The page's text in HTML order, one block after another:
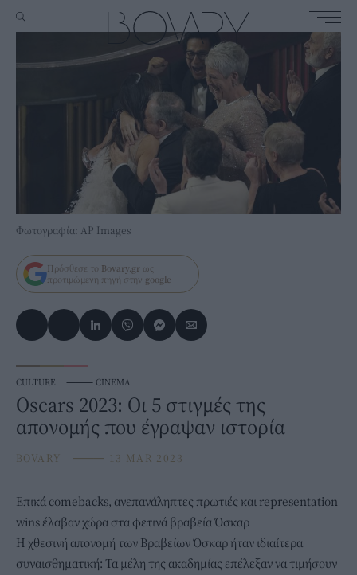
Φωτογραφία: AP Images
Πρόσθεσε το Bovary.gr ως
προτιμώμενη πηγή στην google
CULTURE ⸻ CINEMA
Oscars 2023: Οι 5 στιγμές της
απονομής που έγραψαν ιστορία
BOVARY ⸻ 13 MAR 2023
Επικά comebacks, ανεπανάληπτες πρωτιές και representation
wins έλαβαν χώρα στα φετινά βραβεία Όσκαρ
Η χθεσινή απονομή των Βραβείων Όσκαρ ήταν ιδιαίτερα
συναισθηματική: Τα μέλη της ακαδημίας επέλεξαν να τιμήσουν